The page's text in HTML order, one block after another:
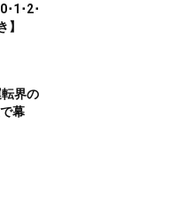
･1･2･
】
界の
幕